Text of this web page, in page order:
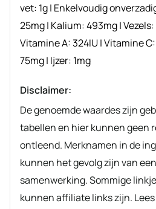
vet: 1g| Enkelvoudig
25mg| Kalium:493mg|Vezels:
Vitamine A:324IU|Vitamine C:
75mg| Ijzer: 1mg
Disclaimer:
De genoemde waardes zijn gebaseerd op standaard
tabellen en hier kunnen geen
ontleend. Merknamen in de
kunnen het gevolg zijn van
samenwerking. Sommige
kunnen affiliate links zijn.